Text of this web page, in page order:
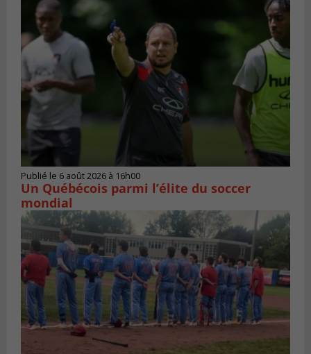
Publié le 6 août 2026 à 16h00
Un Québécois parmi l’élite du soccer
mondial